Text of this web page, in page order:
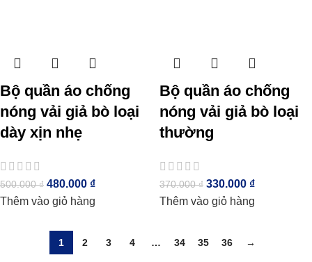
Bộ quần áo chống
nóng vải giả bò loại
dày xịn nhẹ
500.000₫ 480.000 ₫
Thêm vào giỏ hàng
Bộ quần áo chống
nóng vải giả bò loại
thường
370.000₫ 330.000 ₫
Thêm vào giỏ hàng
1 2 3 4 … 34 35 36 →